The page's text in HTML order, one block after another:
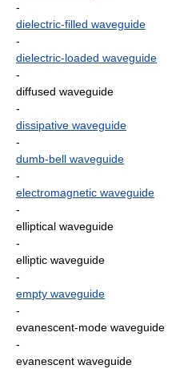
-
dielectric-filled waveguide
-
dielectric-loaded waveguide
-
diffused waveguide
-
dissipative waveguide
-
dumb-bell waveguide
-
electromagnetic waveguide
-
elliptical waveguide
-
elliptic waveguide
-
empty waveguide
-
evanescent-mode waveguide
-
evanescent waveguide